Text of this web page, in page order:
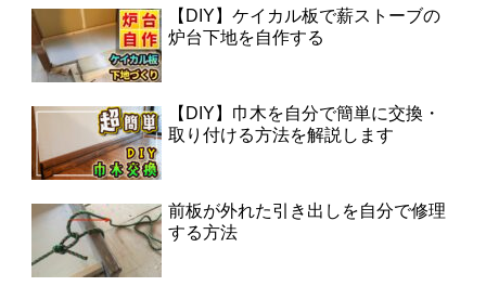
【DIY】ケイカル板で薪ストーブの
炉台下地を自作する
【DIY】巾木を自分で簡単に交換・
取り付ける方法を解説します
前板が外れた引き出しを自分で修理
する方法